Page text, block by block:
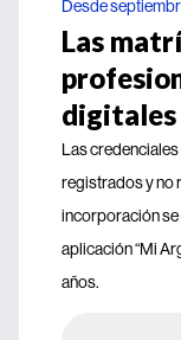
Desde
Las
digitales
Las
registrados y no
incorporación se
aplicación “Mi
años.